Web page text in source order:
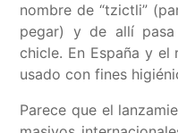
nombre de “tzictli”
pegar) y de allí
chicle. En España y
usado con fines
Parece que el